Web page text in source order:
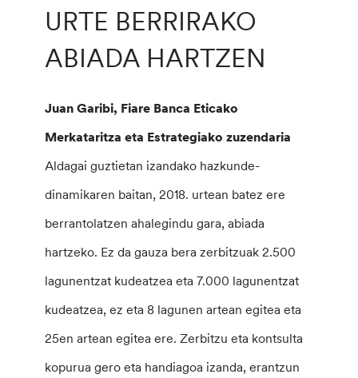
URTE BERRIRAKO
ABIADA HARTZEN
Juan Garibi, Fiare Banca Eticako
Merkataritza eta Estrategiako zuzendaria
Aldagai guztietan izandako hazkunde-
dinamikaren baitan, 2018. urtean batez ere
berrantolatzen ahalegindu gara, abiada
hartzeko. Ez da gauza bera zerbitzuak 2.500
lagunentzat kudeatzea eta 7.000 lagunentzat
kudeatzea, ez eta 8 lagunen artean egitea eta
25en artean egitea ere. Zerbitzu eta kontsulta
kopurua gero eta handiagoa izanda, erantzun